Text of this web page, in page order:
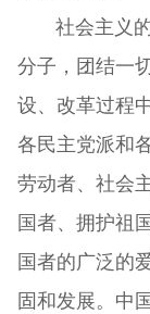
社会主义的
分子，团结一
设、改革过程
各民主党派和
劳动者、社会
国者、拥护祖
国者的广泛的
固和发展。中